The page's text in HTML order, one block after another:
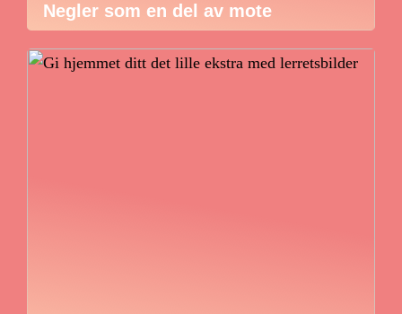
Negler som en del av mote